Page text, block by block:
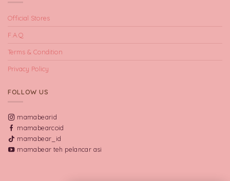
Official Stores
F.A.Q
Terms & Condition
Privacy Policy
FOLLOW US
mamabearid
mamabearcoid
mamabear_id
mamabear teh pelancar asi